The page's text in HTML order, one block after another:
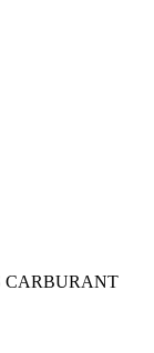
CARBURANT